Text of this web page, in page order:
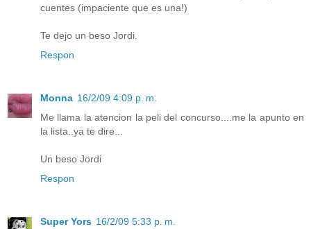
cuentes (impaciente que es una!)
Te dejo un beso Jordi.
Respon
Monna 16/2/09 4:09 p. m.
Me llama la atencion la peli del concurso....me la apunto en
la lista..ya te dire...
Un beso Jordi
Respon
Super Yors 16/2/09 5:33 p. m.